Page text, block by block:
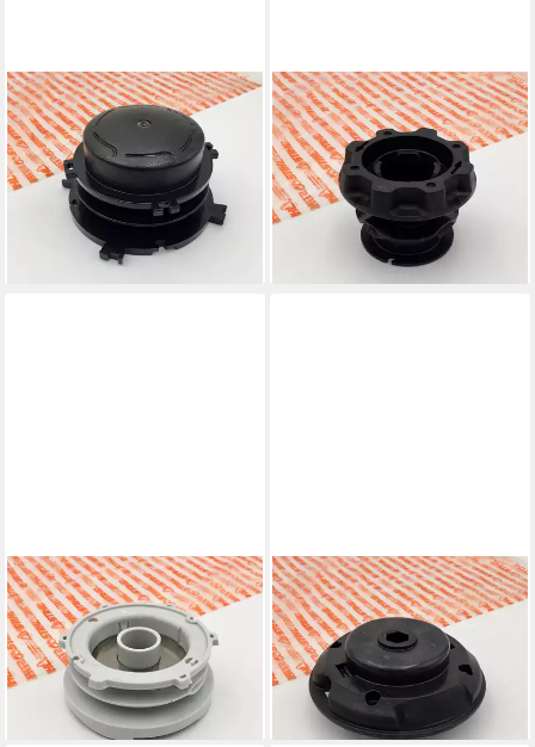
STIHL
Fadenspule STIHL original
Spuleneinsatz für AutoCut
46-2, 56-2, 36-2
40037133001
lieferbar - in 6-7 Werktagen bei dir
STIHL
Fadenspule STIHL Fadenkopf
AutoCut C4-2 und C5-2 -
Spuleneinsatz 40067133000
7,50 €
lieferbar - in 6-7 Werktagen bei dir
STIHL
Fadenspule STIHL Fadenkopf
AutoCut C6-2 - Spuleneinsatz
40068201500
lieferbar - in 6-7 Werktagen bei dir
STIHL
Fadenspule Fadenkopf
AutoCut C4-2 Oberteil
40067133201
10,99 €
lieferbar - in 6-7 Werktagen bei dir